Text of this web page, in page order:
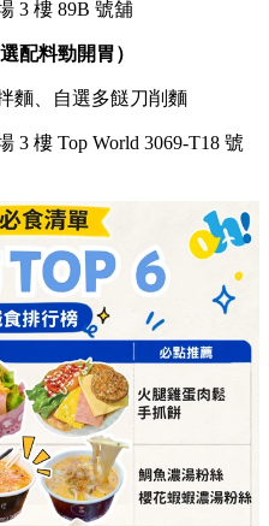
3 樓 89B 號舖
配料勁開胃）
麵、自選多餸刀削麵
3 樓 Top World 3069-T18 號